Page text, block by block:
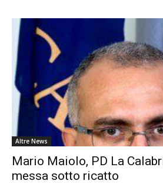
Altre News
Mario Maiolo, PD La
messa sotto ricatto